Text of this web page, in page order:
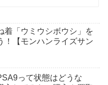
着「ウミウシボウシ」を
！【モンハンライズサン
って状態はどうな